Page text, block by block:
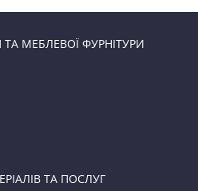
МЕБЛЕВОЇ ФУРНІТУРИ
ТА ПОСЛУГ